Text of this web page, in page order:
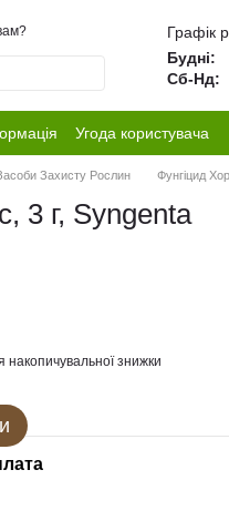
Графік
Будні:
Сб-Нд:
Угода користувача
Захисту Рослин Фунгіцид
3 г, Syngenta
накопичувальної знижки